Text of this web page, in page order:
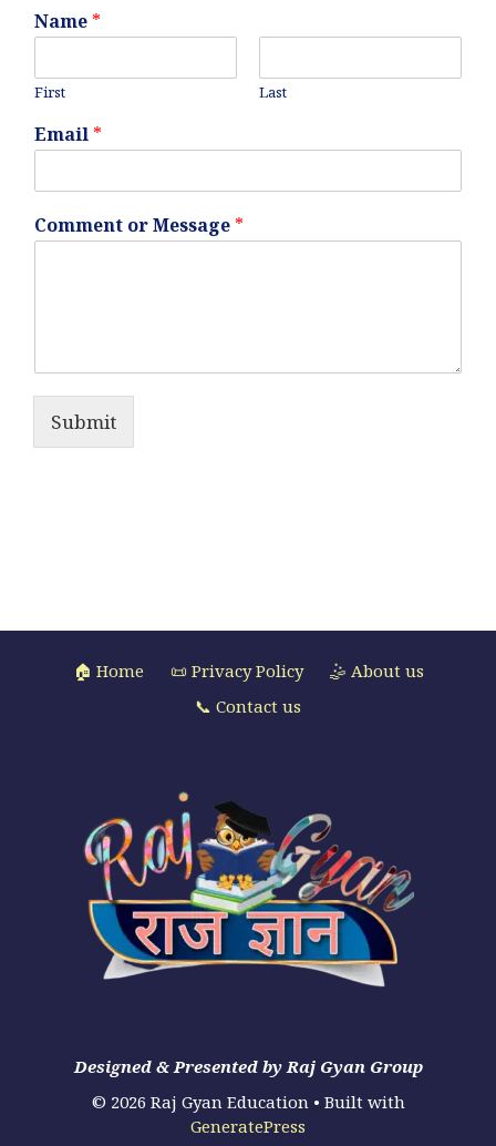
Name *
First Last
Email *
Comment or Message *
Submit
🏠 Home 📜 Privacy Policy
🤹 About us
📞 Contact us
Designed & Presented by Raj Gyan Group
© 2026 Raj Gyan Education• Built with
GeneratePress